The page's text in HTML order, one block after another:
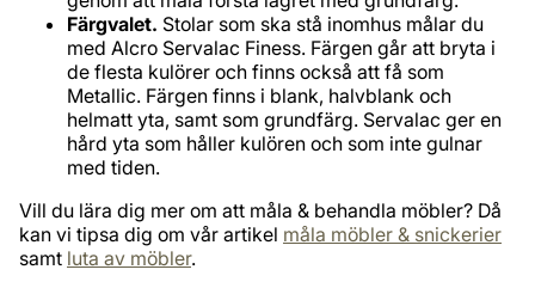
Färgvalet. Stolar som ska stå inomhus målar du
med Alcro Servalac Finess. Färgen går att bryta i
de flesta kulörer och finns också att få som
Metallic. Färgen finns i blank, halvblank och
helmatt yta, samt som grundfärg. Servalac ger en
hård yta som håller kulören och som inte gulnar
med tiden.
Vill du lära dig mer om att måla & behandla möbler? Då
kan vi tipsa dig om vår artikel måla möbler & snickerier
samt luta av möbler.